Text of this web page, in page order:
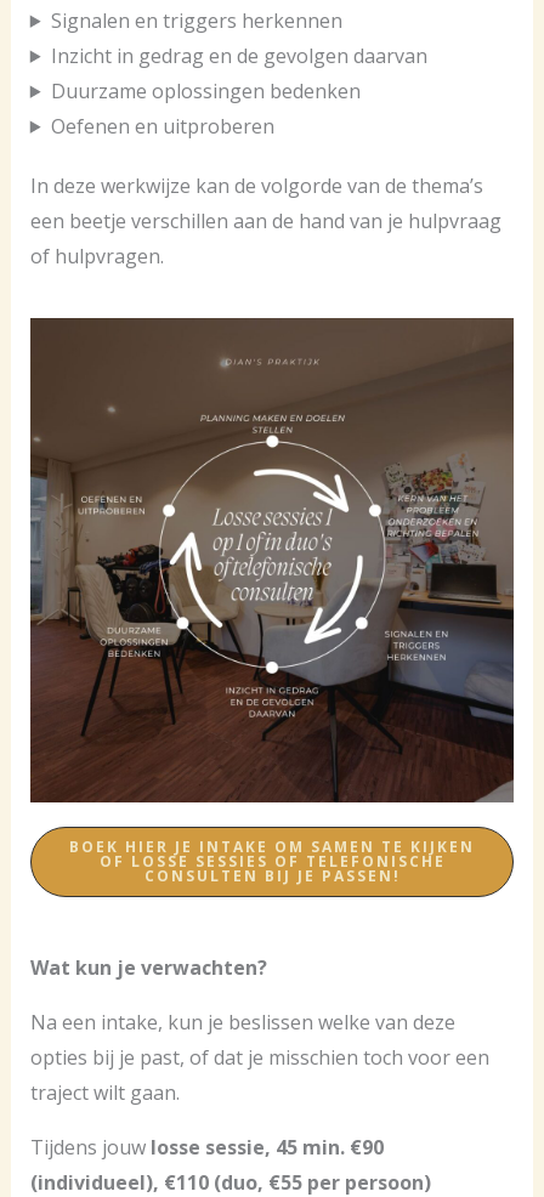
Signalen en triggers herkennen
Inzicht in gedrag en de gevolgen daarvan
Duurzame oplossingen bedenken
Oefenen en uitproberen
In deze werkwijze kan de volgorde van de thema’s
een beetje verschillen aan de hand van je hulpvraag
of hulpvragen.
BOEK HIER JE INTAKE OM SAMEN TE KIJKEN
OF LOSSE SESSIES OF TELEFONISCHE
CONSULTEN BIJ JE PASSEN!
Wat kun je verwachten?
Na een intake, kun je beslissen welke van deze
opties bij je past, of dat je misschien toch voor een
traject wilt gaan.
Tijdens jouw losse sessie, 45 min. €90
(individueel), €110 (duo, €55 per persoon)